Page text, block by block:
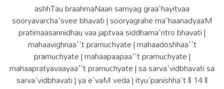
ashhTau braahmaNaan samyag graa'hayitvaa
sooryavarcha'svee bhavati | sooryagrahe ma'haanadyaaM
pratimaasannidhau vaa japtvaa siddhama'ntro bhavati |
mahaavighnaa''t pramuchyate | mahaadoshhaa''t
pramuchyate | mahaapaapaa''t pramuchyate |
mahaapratyavaayaa''t pramuchyate | sa sarva'vidbhavati sa
sarva'vidbhavati | ya e'vaM veda | ityu'panishha't ‖ 14 ‖